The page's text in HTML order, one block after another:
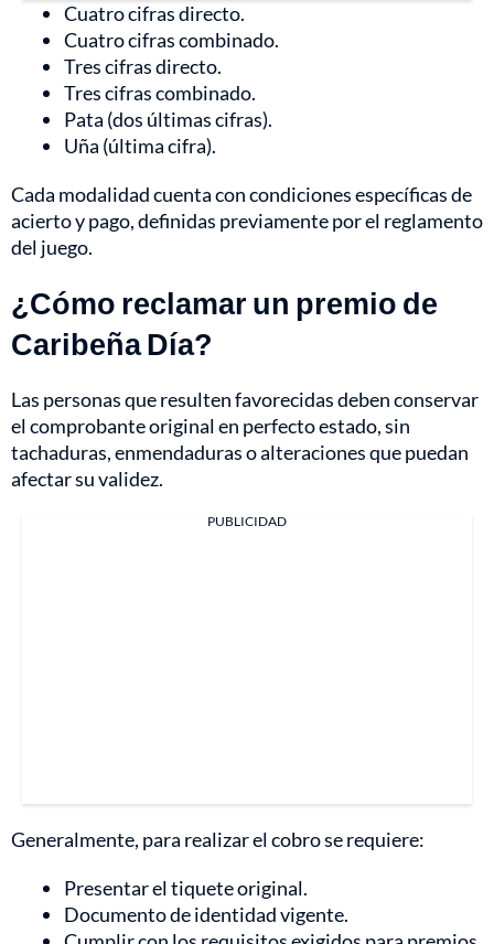
Cuatro cifras directo.
Cuatro cifras combinado.
Tres cifras directo.
Tres cifras combinado.
Pata (dos últimas cifras).
Uña (última cifra).
Cada modalidad cuenta con condiciones específicas de
acierto y pago, definidas previamente por el reglamento
del juego.
¿Cómo reclamar un premio de
Caribeña Día?
Las personas que resulten favorecidas deben conservar
el comprobante original en perfecto estado, sin
tachaduras, enmendaduras o alteraciones que puedan
afectar su validez.
PUBLICIDAD
Generalmente, para realizar el cobro se requiere:
Presentar el tiquete original.
Documento de identidad vigente.